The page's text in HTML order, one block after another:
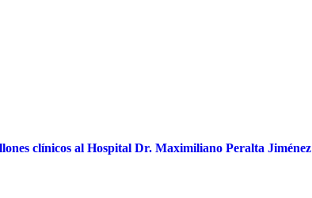
clínicos al Hospital Dr. Maximiliano Peralta Jiménez